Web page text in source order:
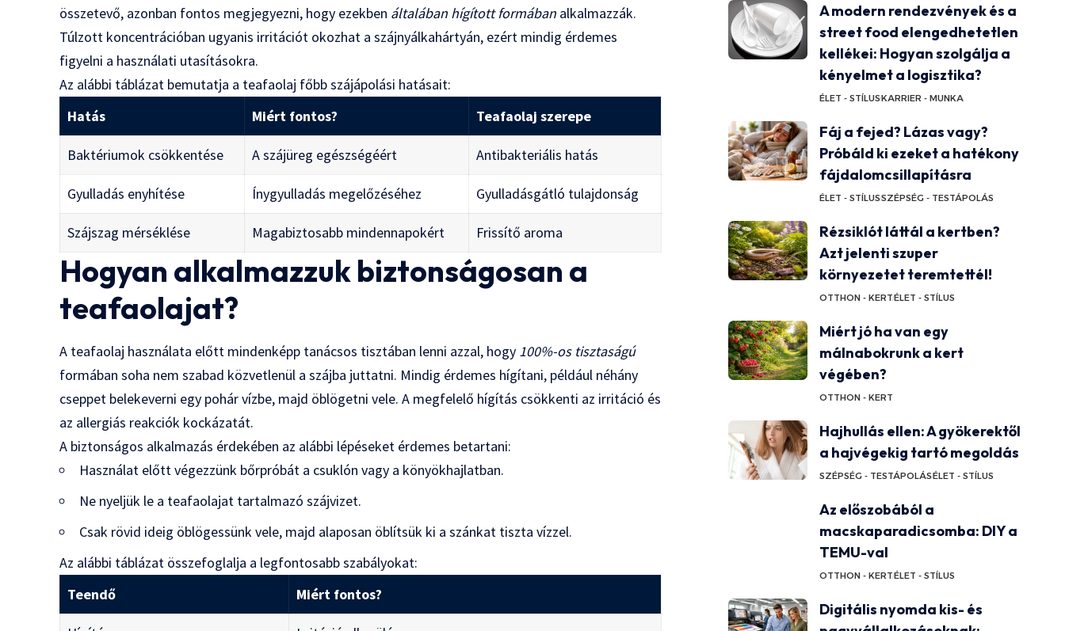
összetevő, azonban fontos megjegyezni, hogy ezekben általában hígított formában alkalmazzák.
Túlzott koncentrációban ugyanis irritációt okozhat a szájnyálkahártyán, ezért mindig érdemes
figyelni a használati utasításokra.
Az alábbi táblázat bemutatja a teafaolaj főbb szájápolási hatásait:
Hatás
Miért fontos? Teafaolaj szerepe
Baktériumok csökkentése A szájüreg egészségéért Antibakteriális hatás
Gyulladás enyhítése Ínygyulladás megelőzéséhez Gyulladásgátló tulajdonság
Szájszag mérséklése Magabiztosabb mindennapokért Frissítő aroma
Hogyan alkalmazzuk biztonságosan a
teafaolajat?
A teafaolaj használata előtt mindenképp tanácsos tisztában lenni azzal, hogy 100%-os tisztaságú
formában soha nem szabad közvetlenül a szájba juttatni. Mindig érdemes hígítani, például néhány
cseppet belekeverni egy pohár vízbe, majd öblögetni vele. A megfelelő hígítás csökkenti az irritáció és
az allergiás reakciók kockázatát.
A biztonságos alkalmazás érdekében az alábbi lépéseket érdemes betartani:
Használat előtt végezzünk bőrpróbát a csuklón vagy a könyökhajlatban.
Ne nyeljük le a teafaolajat tartalmazó szájvizet.
Csak rövid ideig öblögessünk vele, majd alaposan öblítsük ki a szánkat tiszta vízzel.
Az alábbi táblázat összefoglalja a legfontosabb szabályokat:
Teendő
Miért fontos?
A modern rendezvények és a
street food elengedhetetlen
kellékei: Hogyan szolgálja a
kényelmet a logisztika?
ÉLET - STÍLUSKARRIER - MUNKA
Fáj a fejed? Lázas vagy?
Próbáld ki ezeket a hatékony
fájdalomcsillapításra
ÉLET - STÍLUSSZÉPSÉG - TESTÁPOLÁS
Rézsiklót láttál a kertben?
Azt jelenti szuper
környezetet teremtettél!
OTTHON - KERTÉLET - STÍLUS
Miért jó ha van egy
málnabokrunk a kert
végében?
OTTHON - KERT
Hajhullás ellen: A gyökerektől
a hajvégekig tartó megoldás
SZÉPSÉG - TESTÁPOLÁSÉLET - STÍLUS
Az előszobából a
macskaparadicsomba: DIY a
TEMU-val
OTTHON - KERTÉLET - STÍLUS
Digitális nyomda kis- és